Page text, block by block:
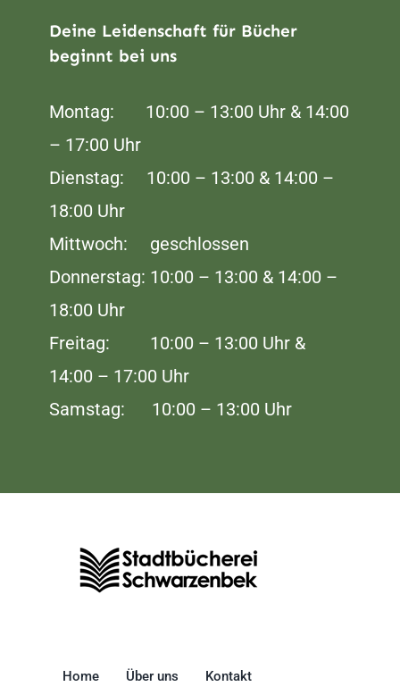
Deine Leidenschaft für Bücher
beginnt bei uns
Montag: 10:00 – 13:00 Uhr & 14:00
– 17:00 Uhr
Dienstag: 10:00 – 13:00 & 14:00 –
18:00 Uhr
Mittwoch: geschlossen
Donnerstag: 10:00 – 13:00 & 14:00 –
18:00 Uhr
Freitag: 10:00 – 13:00 Uhr &
14:00 – 17:00 Uhr
Samstag: 10:00 – 13:00 Uhr
Home Über uns Kontakt